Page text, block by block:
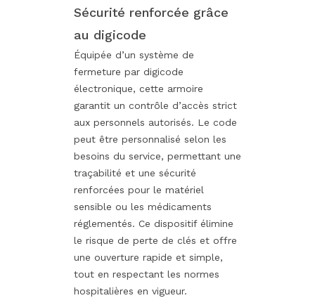
Sécurité renforcée grâce
au digicode
Équipée d’un système de
fermeture par digicode
électronique, cette armoire
garantit un contrôle d’accès strict
aux personnels autorisés. Le code
peut être personnalisé selon les
besoins du service, permettant une
traçabilité et une sécurité
renforcées pour le matériel
sensible ou les médicaments
réglementés. Ce dispositif élimine
le risque de perte de clés et offre
une ouverture rapide et simple,
tout en respectant les normes
hospitalières en vigueur.